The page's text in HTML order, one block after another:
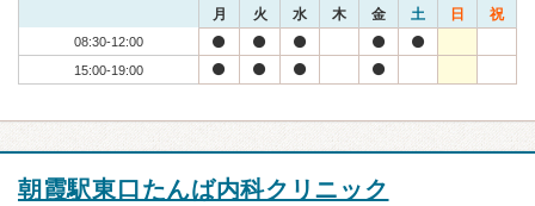
月 火 水 木 金 土 日 祝
08:30-12:00
15:00-19:00
朝霞駅東口たんば内科クリニック